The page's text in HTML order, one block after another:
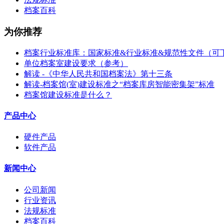
档案百科
为你推荐
档案行业标准库：国家标准&行业标准&规范性文件（可
单位档案室建设要求（参考）
解读 -《中华人民共和国档案法》第十三条
解读-档案馆(室)建设标准之“档案库房智能密集架”标准
档案馆建设标准是什么？
产品中心
硬件产品
软件产品
新闻中心
公司新闻
行业资讯
法规标准
档案百科